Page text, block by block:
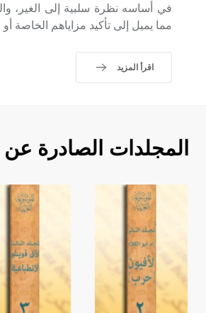
في أساسه نظرة سلبية إلى الغير،
مما يميل إلى تأكيد مزاياهم
اقرأ المزيد
المجلدات الصادرة